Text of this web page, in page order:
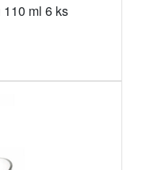
ml 6 ks